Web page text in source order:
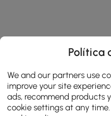
Política
We and our partners use
improve your site
ads, recommend products
cookie settings at any